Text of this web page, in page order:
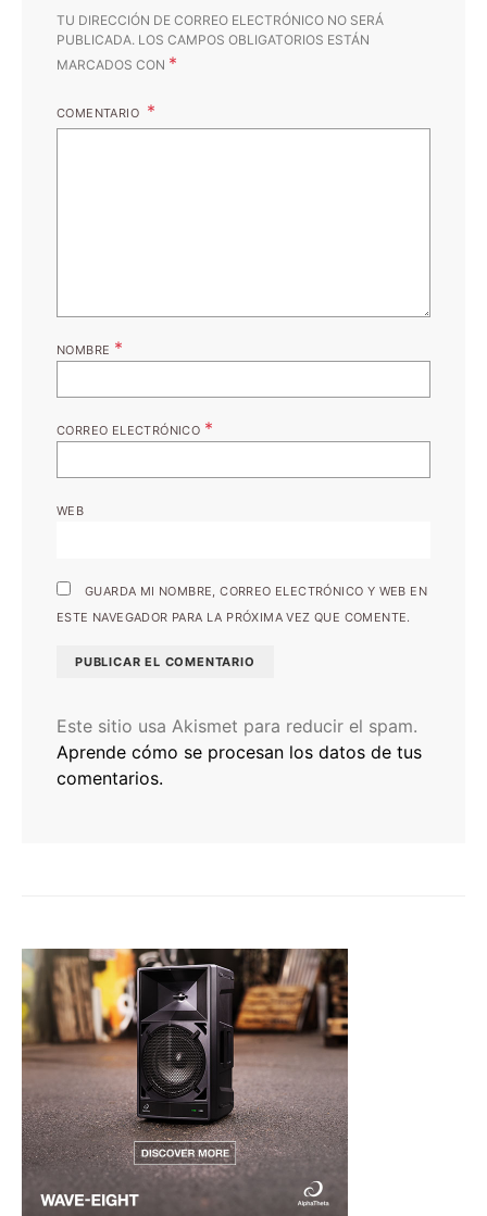
TU DIRECCIÓN DE CORREO ELECTRÓNICO NO SERÁ
PUBLICADA. LOS CAMPOS OBLIGATORIOS ESTÁN
MARCADOS CON *
COMENTARIO
NOMBRE *
CORREO ELECTRÓNICO *
WEB
GUARDA MI NOMBRE, CORREO ELECTRÓNICO Y WEB EN
ESTE NAVEGADOR PARA LA PRÓXIMA VEZ QUE COMENTE.
Este sitio usa Akismet para reducir el spam.
Aprende cómo se procesan los datos de tus
comentarios.